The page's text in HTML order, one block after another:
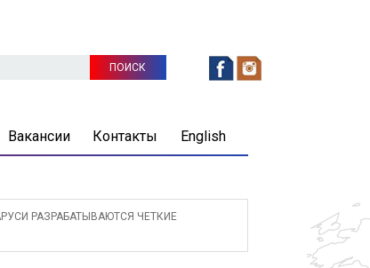
Вакансии Контакты English
РАЗРАБАТЫВАЮТСЯ ЧЕТКИЕ